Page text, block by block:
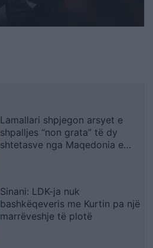
Lamallari shpjegon arsyet e
shpalljes “non grata” të dy
shtetasve nga Maqedonia e
Sinani: LDK-ja nuk
bashkëqeveris me Kurtin pa një
marrëveshje të plotë